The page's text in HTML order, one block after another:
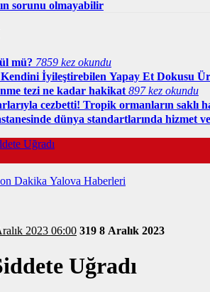
sorunu olmayabilir
mü? 7859 kez okundu
İyileştirebilen Yapay Et Dokusu
tezi ne kadar hakikat 897 kez okundu
cezbetti! Tropik ormanların saklı
dünya standartlarında hizmet
Uğradı
Dakika Yalova Haberleri
8 Aralık 2023 06:00 319 8 Aralık 2023
Uğradı